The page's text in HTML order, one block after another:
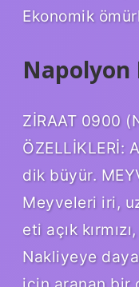
Ekonomik
Napolyon
ZİRAAT 0900
ÖZELLİKLERİ:
dik büyür.
Meyveleri iri,
eti açık
Nakliyeye